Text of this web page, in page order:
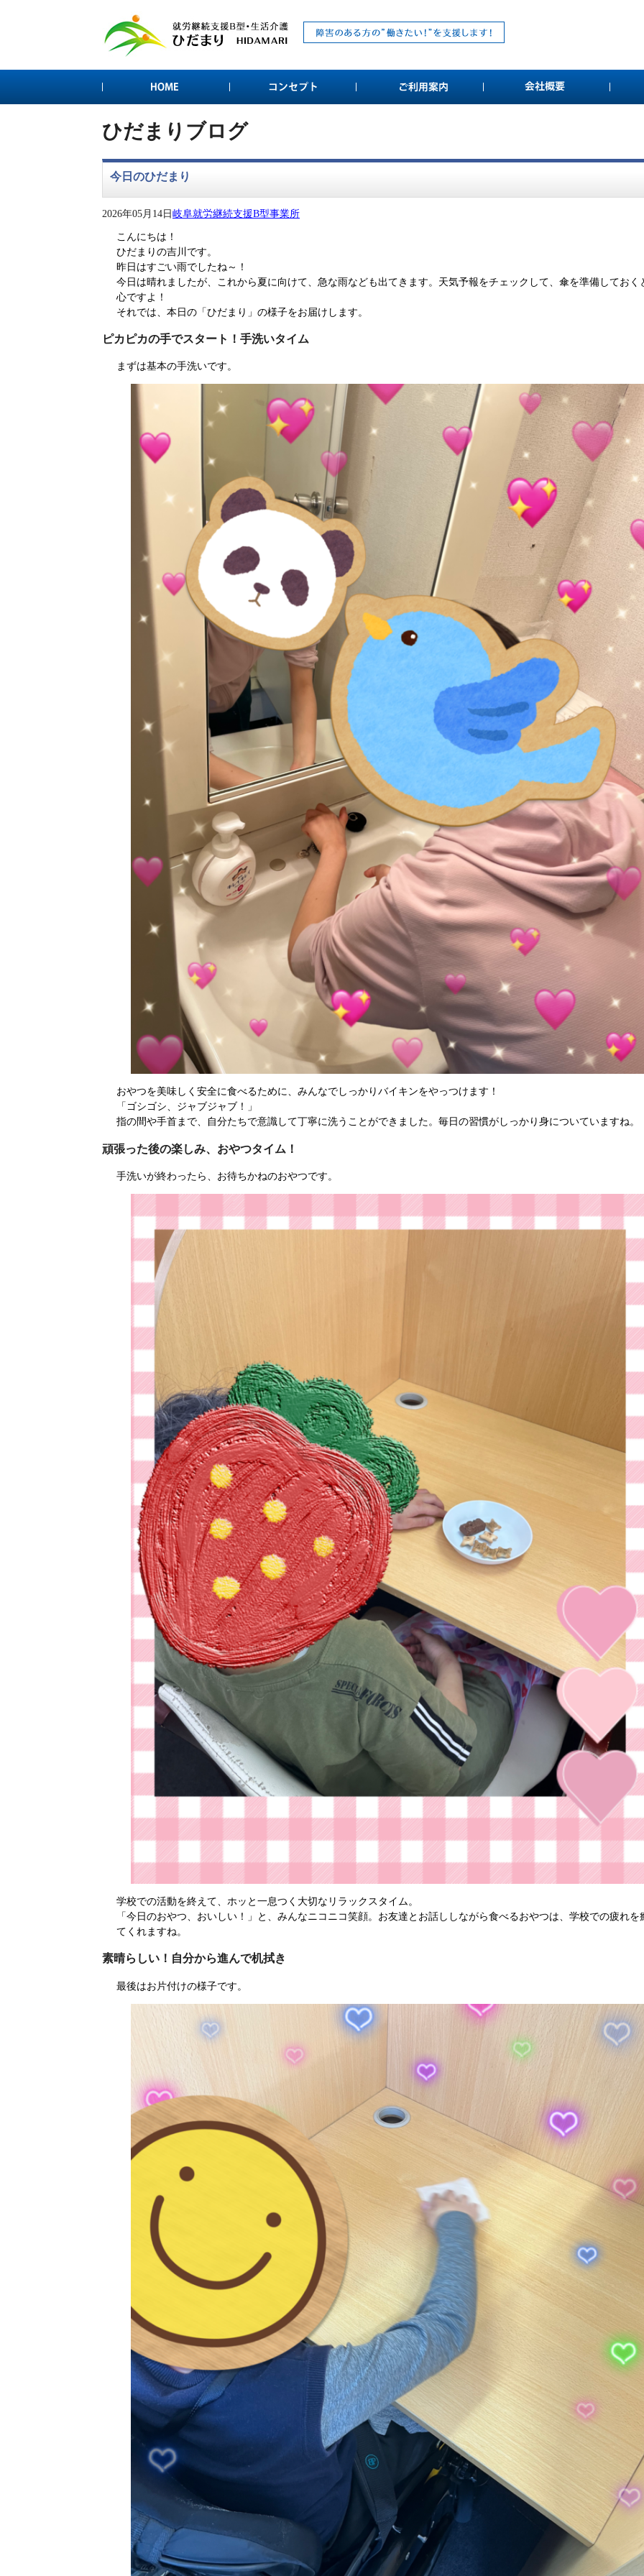
ひだまりブログ
今日のひだまり
2026年05月14日岐阜就労継続支援B型事業所
こんにちは！
ひだまりの吉川です。
昨日はすごい雨でしたね～！
今日は晴れましたが、これから夏に向けて、急な雨なども出てきます。天気予報をチェックして、傘を準備しておく
心ですよ！
それでは、本日の「ひだまり」の様子をお届けします。
ピカピカの手でスタート！手洗いタイム
まずは基本の手洗いです。
おやつを美味しく安全に食べるために、みんなでしっかりバイキンをやっつけます！
「ゴシゴシ、ジャブジャブ！」
指の間や手首まで、自分たちで意識して丁寧に洗うことができました。毎日の習慣がしっかり身についていますね。
頑張った後の楽しみ、おやつタイム！
手洗いが終わったら、お待ちかねのおやつです。
学校での活動を終えて、ホッと一息つく大切なリラックスタイム。
「今日のおやつ、おいしい！」と、みんなニコニコ笑顔。お友達とお話ししながら食べるおやつは、学校での疲れを
てくれますね。
素晴らしい！自分から進んで机拭き
最後はお片付けの様子です。